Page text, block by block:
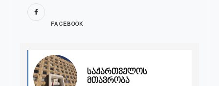
FACEBOOK
საქართველოს
მთავრობა